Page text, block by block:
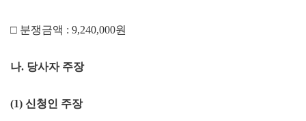
□ 분쟁금액 : 9,240,000원
나. 당사자 주장
(1) 신청인 주장